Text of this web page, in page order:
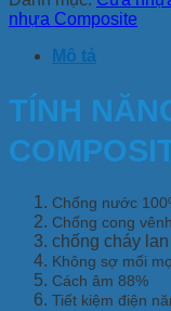
nhựa Composite
Mô tả
TÍNH
Chống nước
Chống cong
chống cháy lan
Không sợ mối
Cách âm 88%
Tiết kiệm điện